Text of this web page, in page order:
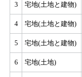
3 宅地(土地と建物)
4 宅地(土地と建物)
5 宅地(土地と建物)
6 宅地(土地)